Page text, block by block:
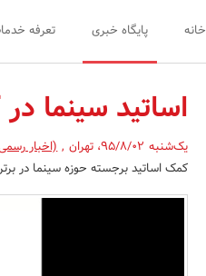
خانه پایگاه خبری تعرفه
اساتید سینما
یک‌شنبه 95/8/02 ،تهران ,(اخبار
کمک اساتید برجسته حوزه سینما در